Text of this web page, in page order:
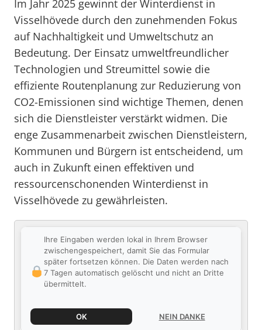
Im Jahr 2025 gewinnt der Winterdienst in
Visselhövede durch den zunehmenden Fokus
auf Nachhaltigkeit und Umweltschutz an
Bedeutung. Der Einsatz umweltfreundlicher
Technologien und Streumittel sowie die
effiziente Routenplanung zur Reduzierung von
CO2-Emissionen sind wichtige Themen, denen
sich die Dienstleister verstärkt widmen. Die
enge Zusammenarbeit zwischen Dienstleistern,
Kommunen und Bürgern ist entscheidend, um
auch in Zukunft einen effektiven und
ressourcenschonenden Winterdienst in
Visselhövede zu gewährleisten.
Ihre Eingaben werden lokal in Ihrem Browser
zwischengespeichert, damit Sie das Formular
später fortsetzen können. Die Daten werden nach
7 Tagen automatisch gelöscht und nicht an Dritte
übermittelt.
OK NEIN DANKE